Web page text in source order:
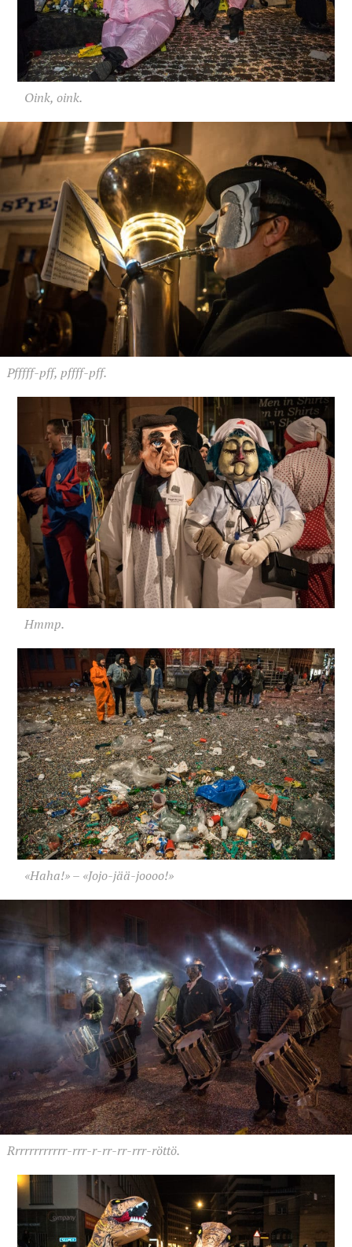
Oink, oink.
Pfffff-pff, pffff-pff.
Hmmp.
«Haha!» – «Jojo-jää-joooo!»
Rrrrrrrrrrrr-rrr-r-rr-rr-rrr-röttö.